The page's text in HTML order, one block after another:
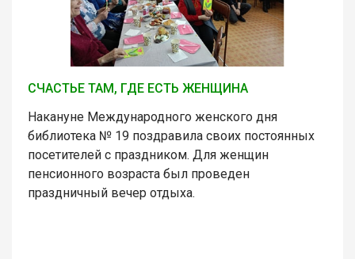
СЧАСТЬЕ ТАМ, ГДЕ ЕСТЬ ЖЕНЩИНА
Накануне Международного женского дня
библиотека № 19 поздравила своих постоянных
посетителей с праздником. Для женщин
пенсионного возраста был проведен
праздничный вечер отдыха.